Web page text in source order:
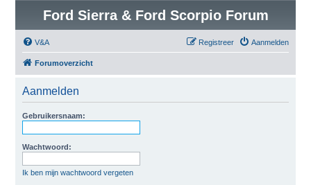
Ford Sierra & Ford Scorpio Forum
V&A Aanmelden
Registreer
Forumoverzicht
Aanmelden
Gebruikersnaam:
Wachtwoord:
Ik ben mijn wachtwoord vergeten